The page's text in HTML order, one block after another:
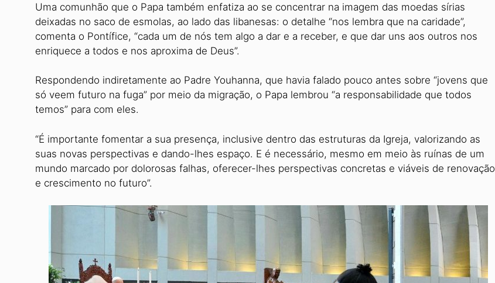
Uma comunhão que o Papa também enfatiza ao se concentrar na imagem das moedas sírias
deixadas no saco de esmolas, ao lado das libanesas: o detalhe “nos lembra que na caridade”,
comenta o Pontífice, “cada um de nós tem algo a dar e a receber, e que dar uns aos outros nos
enriquece a todos e nos aproxima de Deus”.
Respondendo indiretamente ao Padre Youhanna, que havia falado pouco antes sobre “jovens que
só veem futuro na fuga” por meio da migração, o Papa lembrou “a responsabilidade que todos
temos” para com eles.
“É importante fomentar a sua presença, inclusive dentro das estruturas da Igreja, valorizando as
suas novas perspectivas e dando-lhes espaço. E é necessário, mesmo em meio às ruínas de um
mundo marcado por dolorosas falhas, oferecer-lhes perspectivas concretas e viáveis ​​de renovação
e crescimento no futuro”.